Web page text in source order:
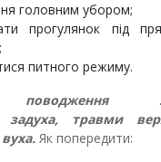
головним убором;
прогулянок під
питного режиму.
травми
Як попередити: